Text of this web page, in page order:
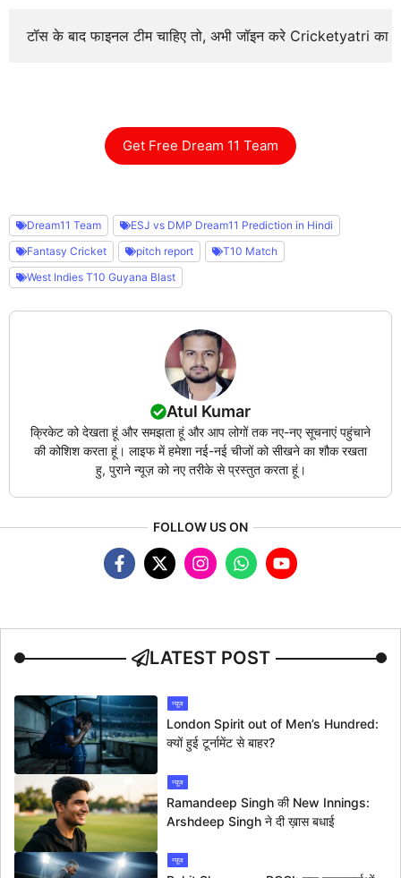
टॉस के बाद फाइनल टीम चाहिए तो, अभी जॉइन करे Cricketyatri
Get Free Dream 11 Team
Dream11 Team
ESJ vs DMP Dream11 Prediction in Hindi
Fantasy Cricket
pitch report
T10 Match
West Indies T10 Guyana Blast
Atul Kumar
क्रिकेट को देखता हूं और समझता हूं और आप लोगों तक नए-नए सूचनाएं पहुंचाने
की कोशिश करता हूं। लाइफ में हमेशा नई-नई चीजों को सीखने का शौक रखता
हु, पुराने न्यूज़ को नए तरीके से प्रस्तुत करता हूं।
FOLLOW US ON
LATEST POST
न्यूज
London Spirit out of Men’s Hundred:
क्यों हुई टूर्नामेंट से बाहर?
न्यूज
Ramandeep Singh की New Innings:
Arshdeep Singh ने दी ख़ास बधाई
न्यूज